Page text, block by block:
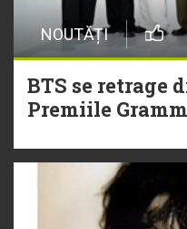
NOUTĂȚI
BTS se retrage
Premiile